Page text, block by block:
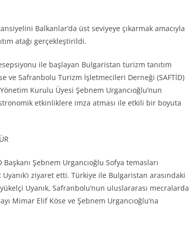
Balkanlar’da üst seviyeye çıkarmak amacıyla
atağı gerçekleştirildi.
ile başlayan Bulgaristan turizm tanıtım
ve Safranbolu Turizm İşletmecileri Derneği (SAFTİD)
Kurulu Üyesi Şebnem Urgancıoğlu’nun
etkinliklere imza atması ile etkili bir boyuta
Şebnem Urgancıoğlu Sofya temasları
ziyaret etti. Türkiye ile Bulgaristan arasındaki
Uyanık, Safranbolu’nun uluslararası mecralarda
Mimar Elif Köse ve Şebnem Urgancıoğlu’na